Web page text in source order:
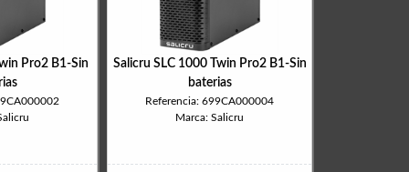
Pro2 B1-Sin
Salicru SLC 1000 Twin Pro2 B1-Sin
baterias
Referencia: 699CA000004
Marca: Salicru